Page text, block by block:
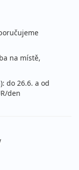
(Brno)
Podrobnosti
na místě,
do 26.6. a od
den